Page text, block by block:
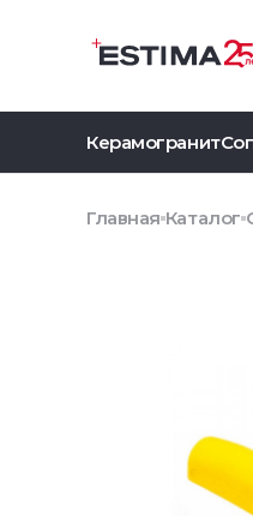
Керамогранит
Главная Каталог